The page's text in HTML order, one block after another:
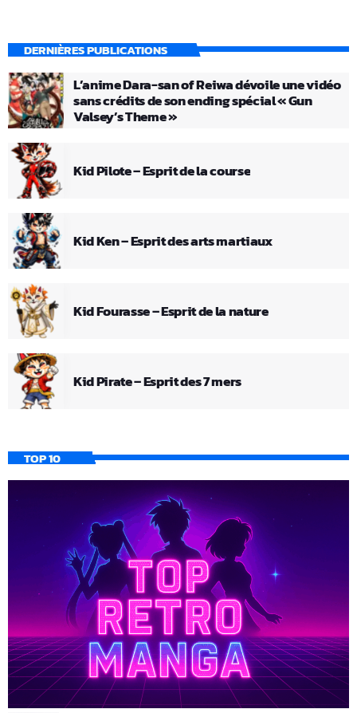
DERNIÈRES PUBLICATIONS
L’anime Dara-san of Reiwa dévoile une vidéo
sans crédits de son ending spécial « Gun
Valsey’s Theme »
Kid Pilote – Esprit de la course
Kid Ken – Esprit des arts martiaux
Kid Fourasse – Esprit de la nature
Kid Pirate – Esprit des 7 mers
TOP 10